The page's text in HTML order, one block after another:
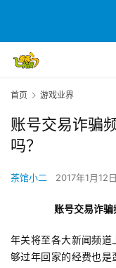
首页 游戏业界
账号交易诈骗
吗？
茶馆小二 2017年1月12
账号交易诈骗
年关将至各大新闻频道
够过年回家的经费也是